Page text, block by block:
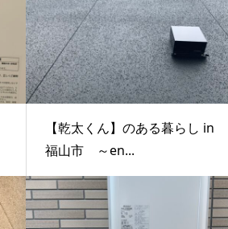
【乾太くん】のある暮らし in
福山市 ～en...